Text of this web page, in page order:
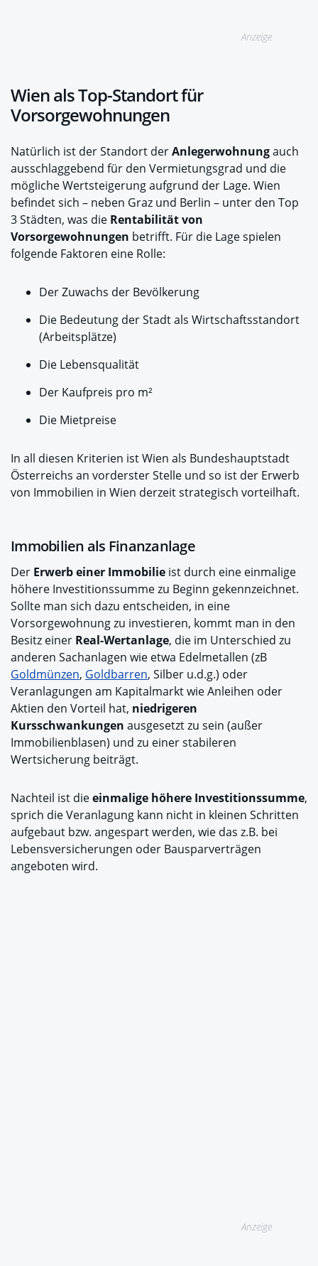
Anzeige
Wien als Top-Standort für
Vorsorgewohnungen
Natürlich ist der Standort derAnlegerwohnungauch
ausschlaggebend für den Vermietungsgrad und die
mögliche Wertsteigerung aufgrund der Lage. Wien
befindet sich – neben Graz und Berlin – unter den Top
3 Städten, was die Rentabilität von
Vorsorgewohnungen betrifft. Für die Lage spielen
folgende Faktoren eine Rolle:
Der Zuwachs der Bevölkerung
Die Bedeutung der Stadt als Wirtschaftsstandort
(Arbeitsplätze)
Die Lebensqualität
Der Kaufpreis pro m²
Die Mietpreise
In all diesen Kriterien ist Wien als Bundeshauptstadt
Österreichs an vorderster Stelle und so ist der Erwerb
von Immobilien in Wien derzeit strategisch vorteilhaft.
Immobilien als Finanzanlage
Der Erwerb einer Immobilie ist durch eine einmalige
höhere Investitionssumme zu Beginn gekennzeichnet.
Sollte man sich dazu entscheiden, in eine
Vorsorgewohnung zu investieren, kommt man in den
Besitz einer Real-Wertanlage, die im Unterschied zu
anderen Sachanlagen wie etwa Edelmetallen (zB
Goldmünzen, Goldbarren, Silber u.d.g.) oder
Veranlagungen am Kapitalmarkt wie Anleihen oder
Aktien den Vorteil hat, niedrigeren
Kursschwankungen ausgesetzt zu sein (außer
Immobilienblasen) und zu einer stabileren
Wertsicherung beiträgt.
Nachteil ist dieeinmalige höhere Investitionssumme,
sprich die Veranlagung kann nicht in kleinen Schritten
aufgebaut bzw. angespart werden, wie das z.B. bei
Lebensversicherungen oder Bausparverträgen
angeboten wird.
Anzeige